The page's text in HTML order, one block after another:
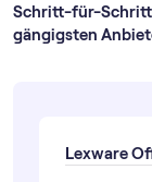
Schritt-für-
gängigsten
Lexware